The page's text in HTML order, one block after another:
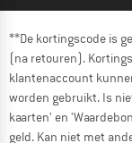
**De kortingscode is
(na retouren).
klantenaccount
worden gebruikt. Is
kaarten' en
geld. Kan niet met